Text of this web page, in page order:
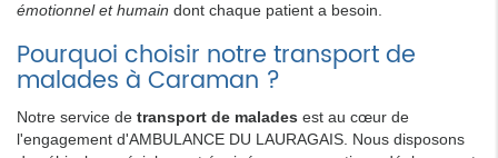
émotionnel et humain dont chaque patient a besoin.
Pourquoi choisir notre transport de
malades à Caraman ?
Notre service de transport de malades est au cœur de
l'engagement d'AMBULANCE DU LAURAGAIS. Nous disposons